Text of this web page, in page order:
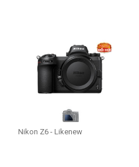
Nikon Z6 - Likenew